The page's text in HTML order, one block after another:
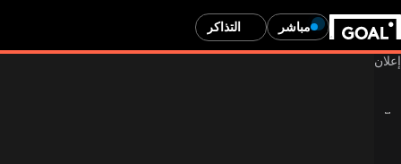
مباشر التذاكر